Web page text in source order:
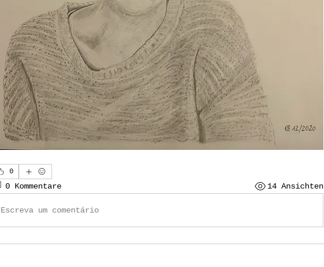
0
0 Kommentare 14 Ansichten
Escreva um comentário